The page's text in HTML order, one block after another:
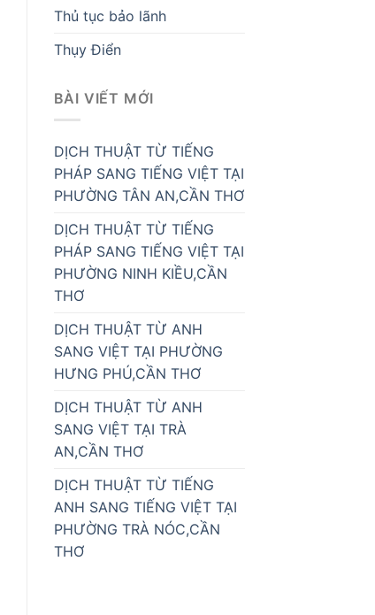
Thủ tục bảo lãnh
Thụy Điển
BÀI VIẾT MỚI
DỊCH THUẬT TỪ TIẾNG
PHÁP SANG TIẾNG VIỆT TẠI
PHƯỜNG TÂN AN,CẦN THƠ
DỊCH THUẬT TỪ TIẾNG
PHÁP SANG TIẾNG VIỆT TẠI
PHƯỜNG NINH KIỀU,CẦN
THƠ
DỊCH THUẬT TỪ ANH
SANG VIỆT TẠI PHƯỜNG
HƯNG PHÚ,CẦN THƠ
DỊCH THUẬT TỪ ANH
SANG VIỆT TẠI TRÀ
AN,CẦN THƠ
DỊCH THUẬT TỪ TIẾNG
ANH SANG TIẾNG VIỆT TẠI
PHƯỜNG TRÀ NÓC,CẦN
THƠ